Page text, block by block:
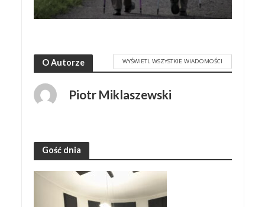
O Autorze WYŚWIETL WSZYSTKIE WIADOMOŚCI
Piotr Miklaszewski
Gość dnia